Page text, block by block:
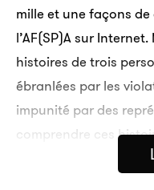
mille et une façons
l’AF(SP)A sur
histoires de trois
ébranlées par les
impunité par des
comprendre ces
de savoir au préalable